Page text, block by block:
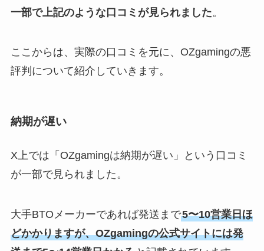
一部で上記のような口コミが見られました。
ここからは、実際の口コミを元に、OZgamingの悪
評判について紹介していきます。
納期が遅い
X上では「OZgamingは納期が遅い」という口コミ
が一部で見られました。
大手BTOメーカーであれば発送まで5〜10営業日ほ
どかかりますが、OZgamingの公式サイトには発